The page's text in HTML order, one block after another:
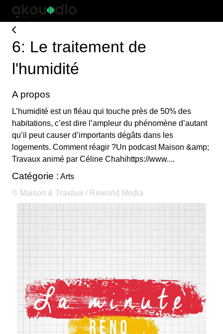
6: Le traitement de
l'humidité
A propos
L’humidité est un fléau qui touche près de 50% des
habitations, c’est dire l’ampleur du phénomène d’autant
qu’il peut causer d’importants dégâts dans les
logements. Comment réagir ?Un podcast Maison &amp;
Travaux animé par Céline Chahihttps://www....
Catégorie : Arts
© Maison & Travaux / Reworld Media